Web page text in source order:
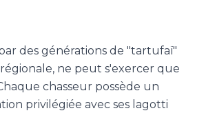
des générations de "tartufaï"
ne peut s'exercer que
chasseur possède un
privilégiée avec ses lagotti